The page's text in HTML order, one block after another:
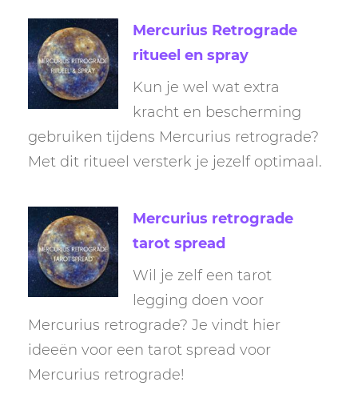
Mercurius Retrograde
ritueel en spray
Kun je wel wat extra
kracht en bescherming
gebruiken tijdens Mercurius retrograde?
Met dit ritueel versterk je jezelf optimaal.
Mercurius retrograde
tarot spread
Wil je zelf een tarot
legging doen voor
Mercurius retrograde? Je vindt hier
ideeën voor een tarot spread voor
Mercurius retrograde!